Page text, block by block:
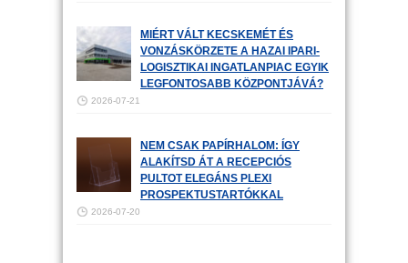
MIÉRT VÁLT KECSKEMÉT ÉS
VONZÁSKÖRZETE A HAZAI IPARI-
LOGISZTIKAI INGATLANPIAC EGYIK
LEGFONTOSABB KÖZPONTJÁVÁ?
2026-07-21
NEM CSAK PAPÍRHALOM: ÍGY
ALAKÍTSD ÁT A RECEPCIÓS
PULTOT ELEGÁNS PLEXI
PROSPEKTUSTARTÓKKAL
2026-07-20